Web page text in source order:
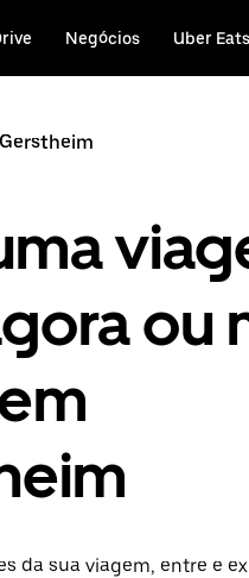
Negócios Uber Eats
Gerstheim
ou
da sua viagem, entre e